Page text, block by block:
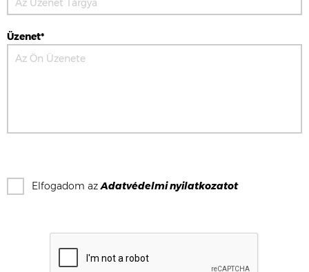
Üzenet*
Elfogadom azAdatvédelmi nyilatkozatot